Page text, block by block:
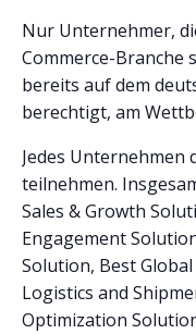
Nur Unternehmer,
Commerce-Branche
bereits auf dem
berechtigt, am
Jedes Unternehmen
teilnehmen.
Sales & Growth
Engagement
Solution, Best
Logistics and
Optimization